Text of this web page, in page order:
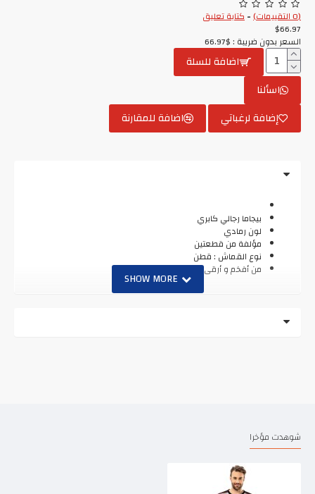
(0 التقييمات) -كتابة تعليق
$66.97
السعر بدون ضريبة : $66.97
اضافة للسلة
اسألنا
إضافة لرغباتي
اضافة للمقارنة
بيجاما رجالي كابري
لون رمادي
مؤلفة من قطعتين
نوع القماش : قطن
من أفخم و أرقى الماركات التركية
شوهدت مؤخرا